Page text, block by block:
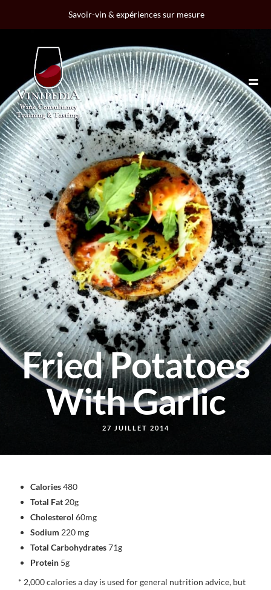
Savoir-vin & expériences sur mesure
Fried Potatoes
With Garlic
27 JUILLET 2014
Calories480
Total Fat 20g
Cholesterol 60mg
Sodium 220 mg
Total Carbohydrates71g
Protein 5g
* 2,000 calories a day is used for general nutrition advice, but